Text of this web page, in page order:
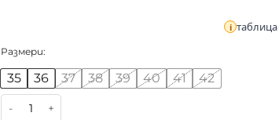
Размери:
35 36 37 38 39 40 41 42
количество за Летни ортопедични чехли със